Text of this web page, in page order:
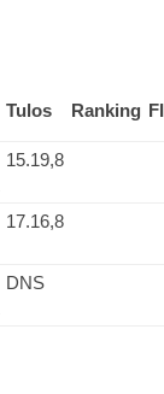
Tulos Ranking
15.19,8
17.16,8
DNS